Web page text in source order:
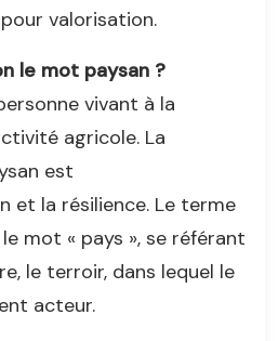
valorisation.
le mot paysan ?
vivant à la
agricole. La
est
et la résilience. Le terme
mot « pays », se référant
le terroir, dans lequel le
acteur.